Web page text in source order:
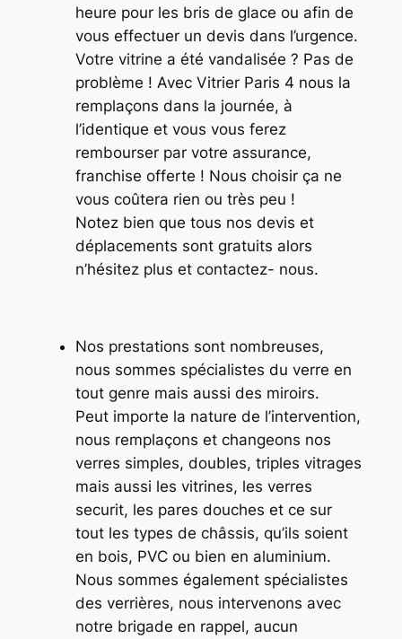
heure pour les bris de glace ou afin de
vous effectuer un devis dans l’urgence.
Votre vitrine a été vandalisée ? Pas de
problème ! Avec Vitrier Paris 4 nous la
remplaçons dans la journée, à
l’identique et vous vous ferez
rembourser par votre assurance,
franchise offerte ! Nous choisir ça ne
vous coûtera rien ou très peu !
Notez bien que tous nos devis et
déplacements sont gratuits alors
n’hésitez plus et contactez- nous.
Nos prestations sont nombreuses,
nous sommes spécialistes du verre en
tout genre mais aussi des miroirs.
Peut importe la nature de l’intervention,
nous remplaçons et changeons nos
verres simples, doubles, triples vitrages
mais aussi les vitrines, les verres
securit, les pares douches et ce sur
tout les types de châssis, qu’ils soient
en bois, PVC ou bien en aluminium.
Nous sommes également spécialistes
des verrières, nous intervenons avec
notre brigade en rappel, aucun